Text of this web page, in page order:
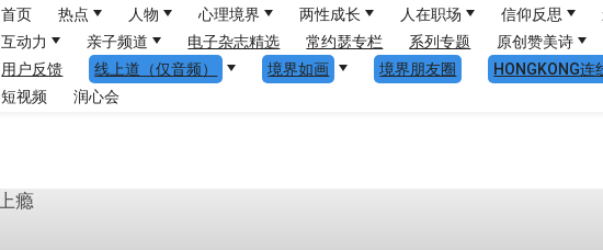
首页 热点 人物 心理境界 两性成长 人在职场 信仰反思
互动力
亲子频道 电子杂志精选 常约瑟专栏 系列专题
原创赞美诗
用户反馈
线上道（仅音频） 境界如画 境界朋友圈
HONGKONG连
短视频
润心会